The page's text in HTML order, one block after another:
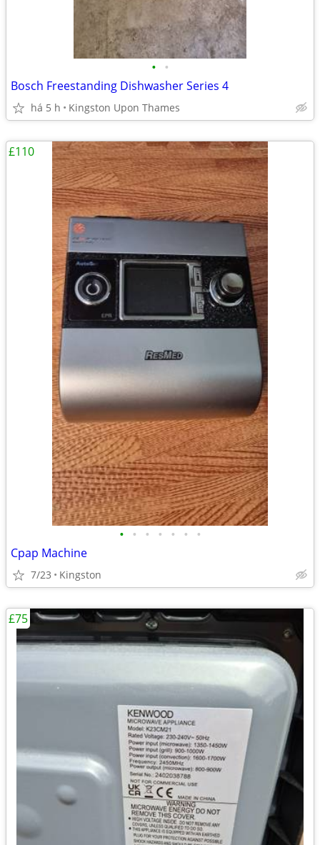
• •
Bosch Freestanding Dishwasher Series 4
há 5 h Kingston Upon Thames
• • • • • • •
Cpap Machine
7/23 Kingston
£110
£75